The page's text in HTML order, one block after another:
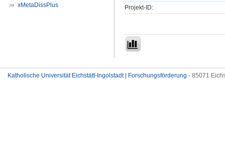
xMetaDissPlus
Projekt-ID:
Katholische Universität Eichstätt-Ingolstadt | Forschungsförderung - 85071